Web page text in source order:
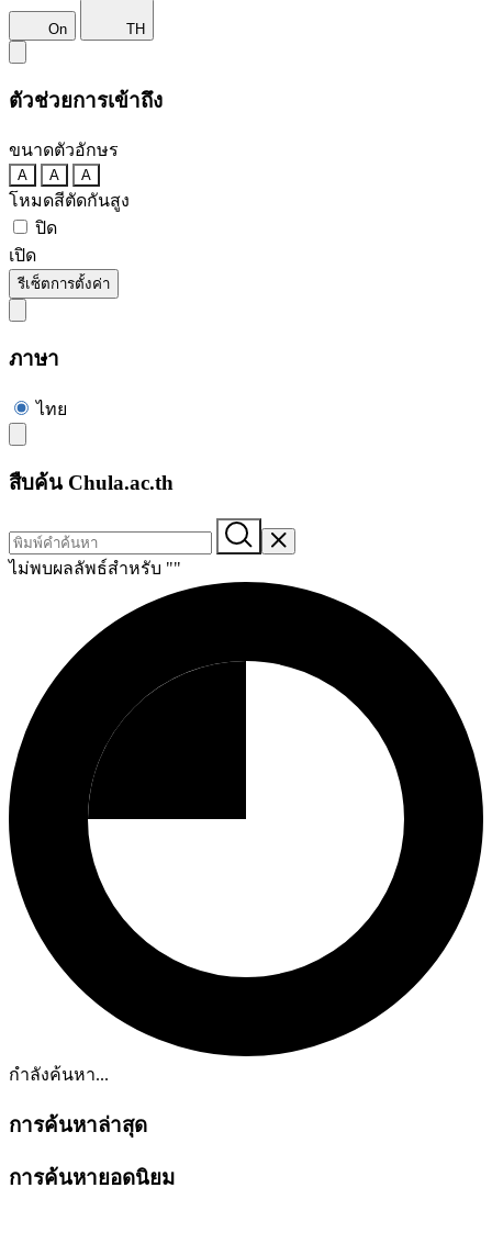
On TH
ตัวช่วยการเข้าถึง
ขนาดตัวอักษร
A A A
โหมดสีตัดกันสูง
ปิด
เปิด
รีเซ็ตการตั้งค่า
ภาษา
ไทย
สืบค้น Chula.ac.th
ไม่พบผลลัพธ์สำหรับ ""
กำลังค้นหา...
การค้นหาล่าสุด
การค้นหายอดนิยม